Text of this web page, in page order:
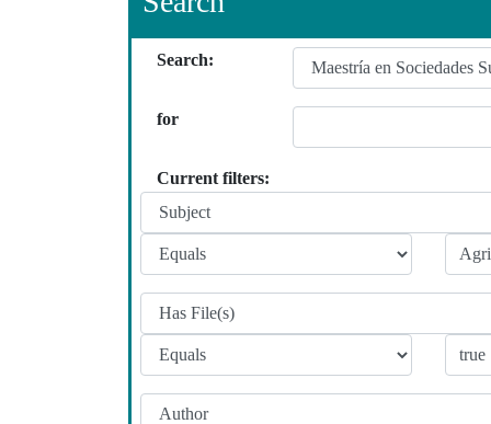
Search:
for
Current filters: